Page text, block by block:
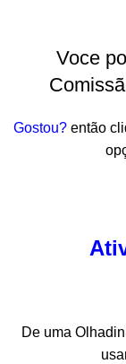
Voce
Gostou? então
De uma